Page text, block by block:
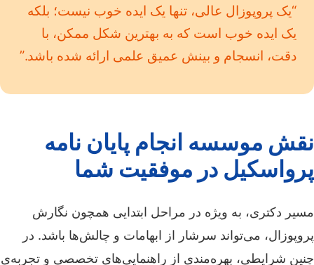
“یک پروپوزال عالی، تنها یک ایده خوب نیست؛ بلکه
یک ایده خوب است که به بهترین شکل ممکن، با
دقت، انسجام و بینش عمیق علمی ارائه شده باشد.”
نقش موسسه انجام پایان نامه
پرواسکیل در موفقیت شما
مسیر دکتری، به ویژه در مراحل ابتدایی همچون نگارش
پروپوزال، می‌تواند سرشار از ابهامات و چالش‌ها باشد. در
چنین شرایطی، بهره‌مندی از راهنمایی‌های تخصصی و تجربه‌ی